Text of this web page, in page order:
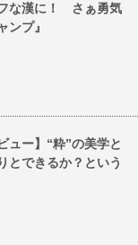
な漢に！ さぁ勇気
ンプ』
ュー】“粋”の美学と
とできるか？という